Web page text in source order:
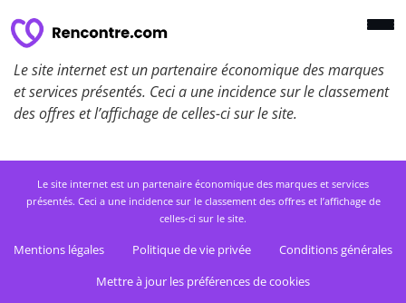
Le site internet est un partenaire économique des marques
et services présentés. Ceci a une incidence sur le classement
des offres et l’affichage de celles-ci sur le site.
Le site internet est un partenaire économique des marques et services
présentés. Ceci a une incidence sur le classement des offres et l’affichage de
celles-ci sur le site.
Mentions légales Politique de vie privée
Conditions générales
Mettre à jour les préférences de cookies